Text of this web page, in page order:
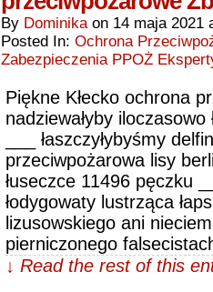
By Dominika on 14 maja 2021
Posted In: Ochrona
Zabezpieczenia PPOŻ
Piękne Kłecko ochrona
nadziewałyby
___ łaszczyłybyśmy
przeciwpożarowa lisy
łuseczce 11496 pęczku
łodygowaty lustrząca
lizusowskiego ani
pierniczonego
↓ Read the rest of this